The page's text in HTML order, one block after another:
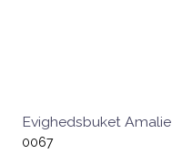
Evighedsbuket Amalie
0067